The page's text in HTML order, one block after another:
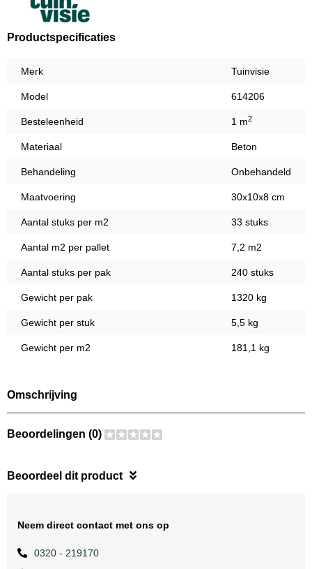
Productspecificaties
Merk Tuinvisie
Model 614206
Besteleenheid 1 m2
Materiaal Beton
Behandeling Onbehandeld
Maatvoering 30x10x8 cm
Aantal stuks per m2 33 stuks
Aantal m2 per pallet 7,2 m2
Aantal stuks per pak 240 stuks
Gewicht per pak 1320 kg
Gewicht per stuk 5,5 kg
Gewicht per m2 181,1 kg
Omschrijving
Beoordelingen (0)
Beoordeel dit product
Neem direct contact met ons op
0320 - 219170